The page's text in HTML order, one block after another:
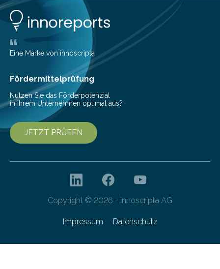
Insektenblume. Das Bundesministerium für Forschung,
Technologie und Raumfahrt (BMFTR) fördert das
Projekt im Rahmen der Nationalen
Bioökonomiestrategie mit rund 2,7 Millionen Euro.
Pestizide sind äußerst wichtig, um die globale
Ernährung zu sichern. Ohne sie besteht die weltweite
Gefahr erheblicher…
Eine Marke von innoscripta
Fördermittelprüfung
Nutzen Sie das Förderpotenzial
in Ihrem Unternehmen optimal aus?
JETZT PRÜFEN
Copyright © 2026 - innoscripta AG
Impressum Datenschutz